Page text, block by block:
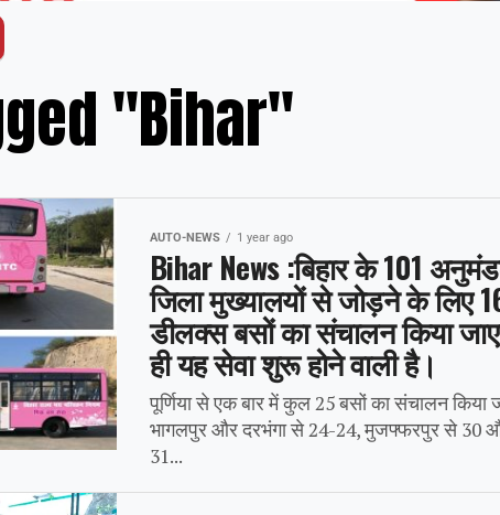
"Bihar"
AUTO-NEWS 1 year ago
Bihar News :बिहार के 101
जिला मुख्यालयों से जोड़ने के लिए
डीलक्स बसों का संचालन किया
ही यह सेवा शुरू होने वाली है।
पूर्णिया से एक बार में कुल 25 बसों का संचालन किया
भागलपुर और दरभंगा से 24-24, मुजफ्फरपुर से 30
31...